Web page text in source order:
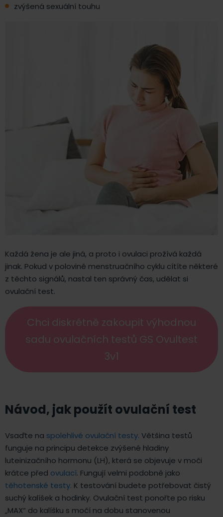
zvýšená sexuální touhu
Každá žena je ale jiná, a proto i ovulaci prožívá každá
jinak. Pokud v polovině menstruačního cyklu cítíte některé
z těchto signálů, nastal ten správný čas, udělat si
ovulační test.
Chci diskrétně zakoupit výhodnou
sadu ovulačních testů GS Ovultest
3v1
Návod, jak použít ovulační test
Vsaďte na spolehlivé ovulační testy. Většina testů
funguje na principu detekce zvýšené hladiny
luteinizačního hormonu (LH), která se objevuje v moči
krátce před ovulací. Fungují velmi podobně jako
těhotenské testy. K testování budete potřebovat čistý
suchý kalíšek a hodinky. Ovulační test ponořte po risku
„MAX“ do kalíšku s močí na dobu stanovenou